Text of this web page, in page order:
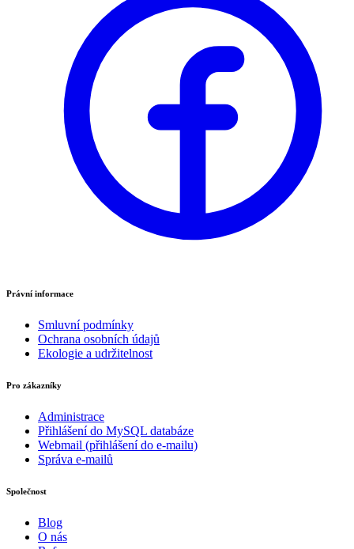
Právní informace
Smluvní podmínky
Ochrana osobních údajů
Ekologie a udržitelnost
Pro zákazníky
Administrace
Přihlášení do MySQL databáze
Webmail (přihlášení do e-mailu)
Správa e-mailů
Společnost
Blog
O nás